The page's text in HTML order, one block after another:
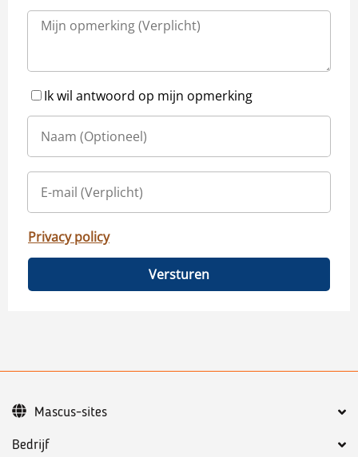
Ik wil antwoord op mijn opmerking
Privacy policy
Versturen
Bedrijf
Mascus-sites